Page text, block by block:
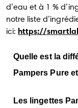
d’eau et à 1 %
notre liste
ici: https://
Quelle est la
Pampers Pure
Les lingettes